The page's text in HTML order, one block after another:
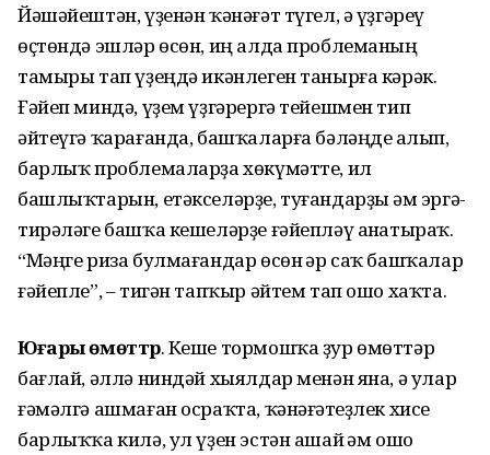
Йәшәйештән, үҙенән ҡәнәғәт түгел, ә үҙгәреү
өҫтөндә эшләр өсөн, иң алда проблеманың
тамыры тап үҙеңдә икәнлеген танырға кәрәк.
Ғәйеп миндә, үҙем үҙгәрергә тейешмен тип
әйтеүгә ҡарағанда, башҡаларға бәләңде һалып,
барлыҡ проблемаларҙа хөкүмәтте, ил
башлыҡтарын, етәкселәрҙе, туғандарҙы һәм эргә-
тирәләге башҡа кешеләрҙе ғәйепләү анһатыраҡ.
“Мәңге риза булмағандар өсөн һәр саҡ башҡалар
ғәйепле”, – тигән тапҡыр әйтем тап ошо хаҡта.
Юғары өмөттәр. Кеше тормошҡа ҙур өмөттәр
бағлай, әллә ниндәй хыялдар менән яна, ә улар
ғәмәлгә ашмаған осраҡта, ҡәнәғәтһеҙлек хисе
барлыҡҡа килә, ул үҙен эстән ашай һәм ошо